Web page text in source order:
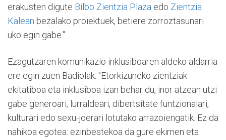
erakusten digute Bilbo Zientzia Plaza edo Zientzia
Kalean bezalako proiektuek, betiere zorroztasunari
uko egin gabe."
Ezagutzaren komunikazio inklusiboaren aldeko aldarria
ere egin zuen Badiolak: "Etorkizuneko zientziak
ekitatiboa eta inklusiboa izan behar du, inor atzean utzi
gabe generoari, lurraldeari, dibertsitate funtzionalari,
kulturari edo sexu-joerari lotutako arrazoiengatik. Ez da
nahikoa egotea: ezinbestekoa da gure ekimen eta